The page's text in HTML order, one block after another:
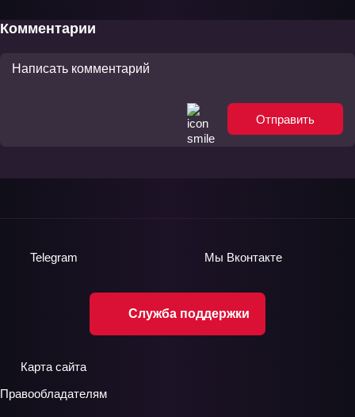
Комментарии
Отправить
Служба поддержки
Telegram Мы Вконтакте
Карта сайта
Правообладателям